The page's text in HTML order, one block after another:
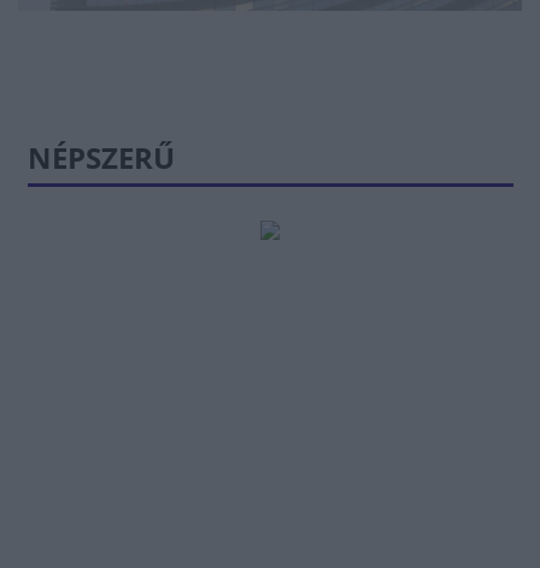
NÉPSZERŰ